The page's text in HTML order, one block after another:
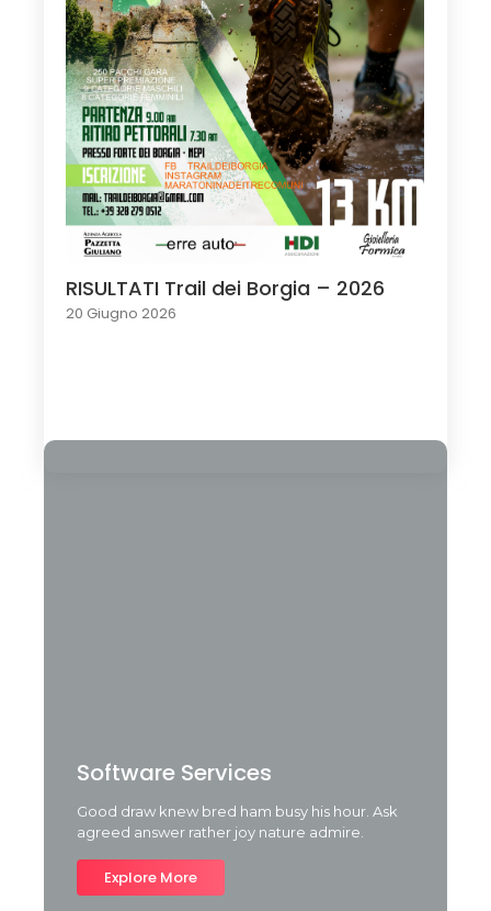
RISULTATI Trail dei Borgia – 2026
20 Giugno 2026
Software Services
Good draw knew bred ham busy his hour. Ask
agreed answer rather joy nature admire.
Explore More